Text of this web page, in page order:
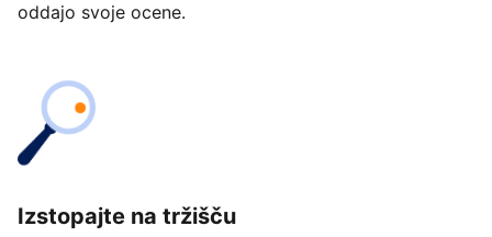
oddajo svoje ocene.
Izstopajte na tržišču